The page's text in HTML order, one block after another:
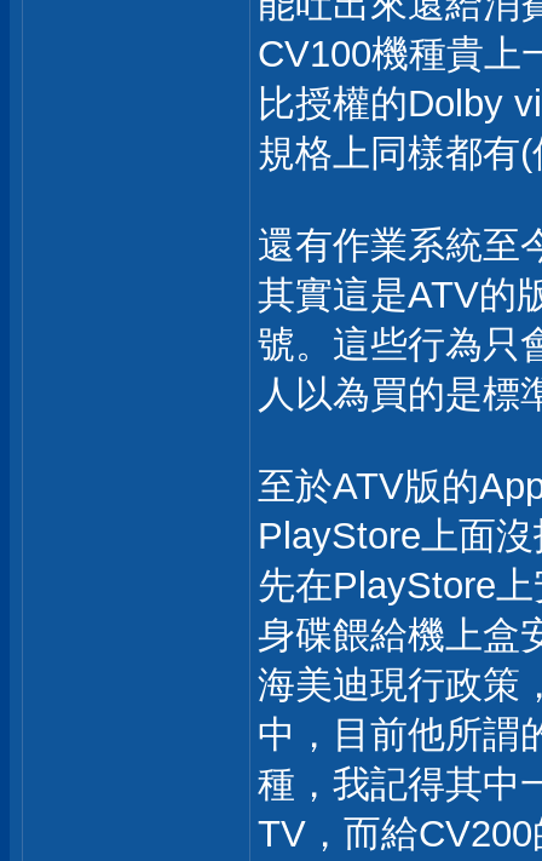
CV100機種貴上
比授權的Dolby
規格上同樣都有
還有作業系統至
其實這是ATV的
號。這些行為只
人以為買的是標
至於ATV版的
PlayStore上面
先在PlayStore
身碟餵給機上盒
海美迪現行政策
中，目前他所謂
種，我記得其中
TV，而給